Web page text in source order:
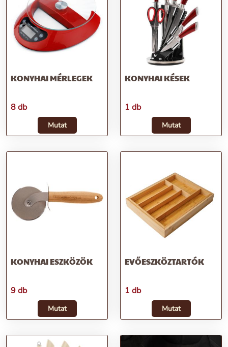
KONYHAI MÉRLEGEK
8 db
Mutat
KONYHAI KÉSEK
1 db
Mutat
KONYHAI ESZKÖZÖK
9 db
Mutat
EVŐESZKÖZTARTÓK
1 db
Mutat